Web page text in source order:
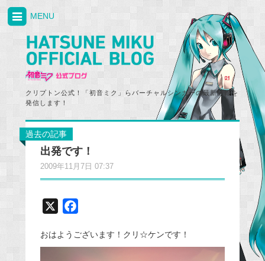
クリプトン公式！「初音ミク」らバーチャルシンガーの最新情報を
発信します！
MENU
過去の記事
出発です！
2009年11月7日 07:37
c
おはようございます！クリ☆ケンです！